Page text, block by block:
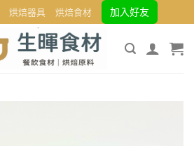
烘焙器具 烘焙食材 加入好友